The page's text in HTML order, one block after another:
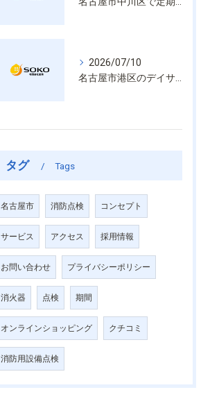
2026/07/10
タグ Tags
名古屋市 消防点検 コンセプト
サービス アクセス 採用情報
お問い合わせ プライバシーポリシー
消火器 点検 期間
オンラインショッピング クチコミ
消防用設備点検